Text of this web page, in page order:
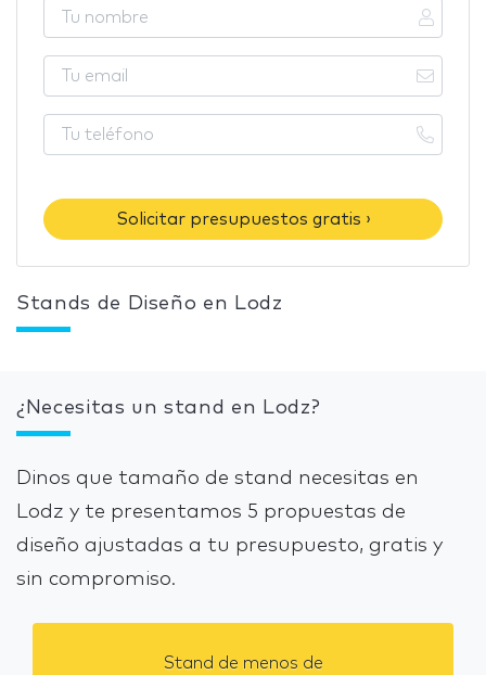
Solicitar presupuestos gratis ›
Stands de Diseño en Lodz
¿Necesitas un stand en Lodz?
Dinos que tamaño de stand necesitas en
Lodz y te presentamos 5 propuestas de
diseño ajustadas a tu presupuesto, gratis y
sin compromiso.
Stand de menos de